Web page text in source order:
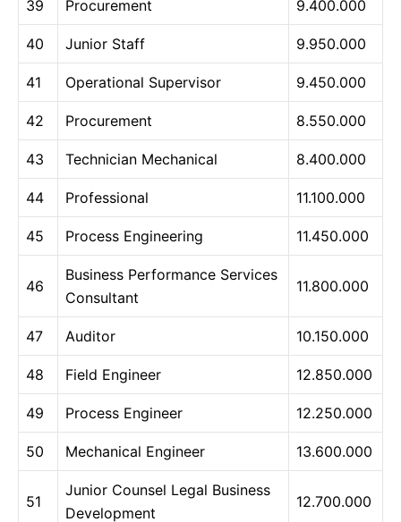
39 Procurement 9.400.000
40 Junior Staff 9.950.000
41 Operational Supervisor 9.450.000
42 Procurement 8.550.000
43 Technician Mechanical 8.400.000
44 Professional 11.100.000
45 Process Engineering 11.450.000
46
Business Performance Services
Consultant
11.800.000
47 Auditor 10.150.000
48 Field Engineer 12.850.000
49 Process Engineer 12.250.000
50 Mechanical Engineer 13.600.000
51
Junior Counsel Legal Business
Development
12.700.000